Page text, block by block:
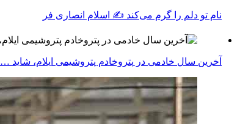
نام تو دلم را گرم می‌کند ✍️ اسلام انصاری فر
آخرین سال خادمی در پتروخادم پتروشیمی ایلام، شاید …